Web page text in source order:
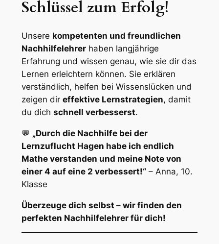
Schlüssel zum Erfolg!
Unsere kompetenten und freundlichen
Nachhilfelehrerhaben langjährige
Erfahrung und wissen genau, wie sie dir das
Lernen erleichtern können. Sie erklären
verständlich, helfen bei Wissenslücken und
zeigen dir effektive Lernstrategien, damit
du dich schnell verbesserst.
💬 „Durch die Nachhilfe bei der
Lernzuflucht Hagen habe ich endlich
Mathe verstanden und meine Note von
einer 4 auf eine 2 verbessert!“– Anna, 10.
Klasse
Überzeuge dich selbst – wir finden den
perfekten Nachhilfelehrer für dich!